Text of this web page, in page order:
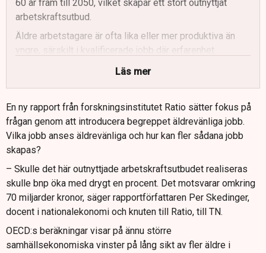
60 år fram till 2050, vilket skapar ett stort outnyttjat
arbetskraftsutbud.
Äldre arbetstagare är ofta lika eller mer produktiva än
yngre, särskilt i kvalificerade jobb där erfarenhet
minst lämpade.
Flexibilitet i arbetstid och schemaläggning är det äldre
värderar högst, många är beredda att gå ner i lön för
Mer flexibla kollektivavtal och individanpassade
lösningar krävs för att fler ska kunna och vilja arbeta
längre.
Läs mer
En ny rapport från forskningsinstitutet Ratio sätter fokus på
frågan genom att introducera begreppet äldrevänliga jobb.
Vilka jobb anses äldrevänliga och hur kan fler sådana jobb
skapas?
– Skulle det här outnyttjade arbetskraftsutbudet realiseras
skulle bnp öka med drygt en procent. Det motsvarar omkring
70 miljarder kronor, säger rapportförfattaren Per Skedinger,
docent i nationalekonomi och knuten till Ratio, till TN.
OECD:s beräkningar visar på ännu större
samhällsekonomiska vinster på lång sikt av fler äldre i